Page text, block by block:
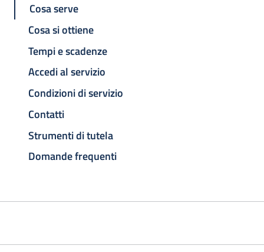
Cosa serve
Cosa si ottiene
Tempi e scadenze
Accedi al servizio
Condizioni di servizio
Contatti
Strumenti di tutela
Domande frequenti